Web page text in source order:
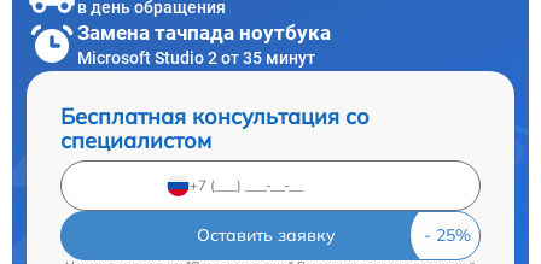
в день обращения
Замена тачпада ноутбука
Microsoft Studio 2 от 35 минут
Бесплатная консультация со
специалистом
Оставить заявку